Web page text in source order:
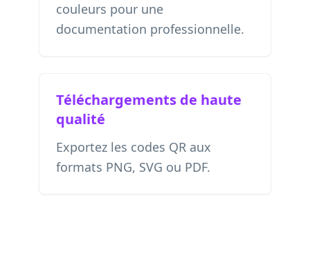
couleurs pour une
documentation professionnelle.
Téléchargements de haute
qualité
Exportez les codes QR aux
formats PNG, SVG ou PDF.